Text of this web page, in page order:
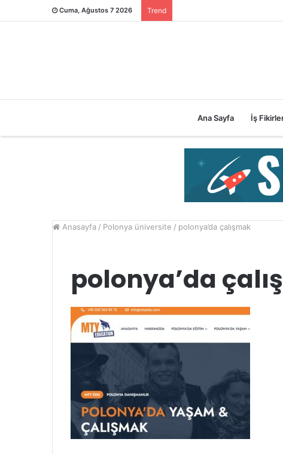
Cuma, Ağustos 7 2026 Trend
Ana Sayfa İş
Anasayfa / Polonya üniversite / polonya’da çalışmak
polonya’da